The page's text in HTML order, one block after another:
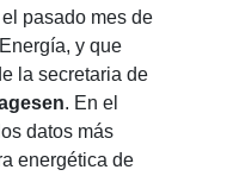
pasado mes de
y que
la secretaria de
. En el
datos más
energética de